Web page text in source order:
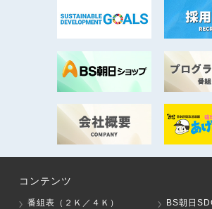
コンテンツ
番組表（２Ｋ／４Ｋ）
BS朝日